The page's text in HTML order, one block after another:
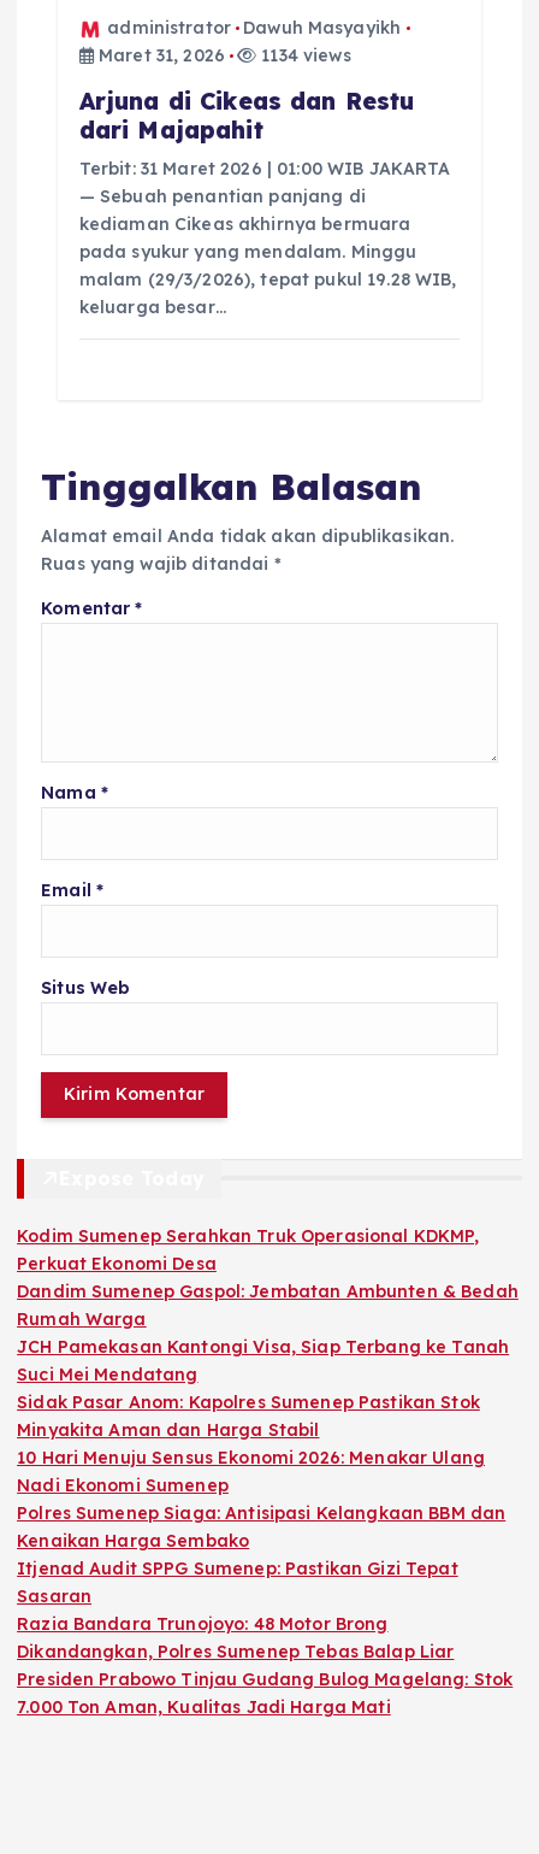
administrator
Dawuh Masyayikh
Maret 31, 2026
1134 views
Arjuna di Cikeas dan Restu
dari Majapahit
Terbit: 31 Maret 2026 | 01:00 WIB JAKARTA
— Sebuah penantian panjang di
kediaman Cikeas akhirnya bermuara
pada syukur yang mendalam. Minggu
malam (29/3/2026), tepat pukul 19.28 WIB,
keluarga besar…
Tinggalkan Balasan
Alamat email Anda tidak akan dipublikasikan.
Ruas yang wajib ditandai *
Komentar*
Nama *
Email *
Situs Web
Kodim Sumenep Serahkan Truk Operasional KDKMP,
Perkuat Ekonomi Desa
Dandim Sumenep Gaspol: Jembatan Ambunten & Bedah
Rumah Warga
JCH Pamekasan Kantongi Visa, Siap Terbang ke Tanah
Suci Mei Mendatang
Sidak Pasar Anom: Kapolres Sumenep Pastikan Stok
Minyakita Aman dan Harga Stabil
10 Hari Menuju Sensus Ekonomi 2026: Menakar Ulang
Nadi Ekonomi Sumenep
Polres Sumenep Siaga: Antisipasi Kelangkaan BBM dan
Kenaikan Harga Sembako
Itjenad Audit SPPG Sumenep: Pastikan Gizi Tepat
Sasaran
Razia Bandara Trunojoyo: 48 Motor Brong
Dikandangkan, Polres Sumenep Tebas Balap Liar
Presiden Prabowo Tinjau Gudang Bulog Magelang: Stok
7.000 Ton Aman, Kualitas Jadi Harga Mati